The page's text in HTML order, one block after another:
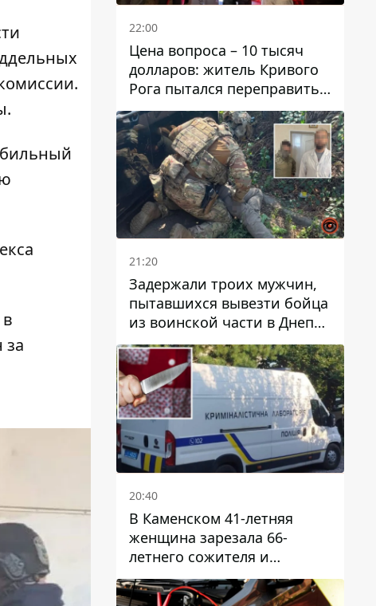
за
22:00
Цена вопроса – 10 тысяч
долларов: житель Кривого
Рога пытался переправить
мужчину в Словакию
21:20
Задержали троих мужчин,
пытавшихся вывезти бойца
из воинской части в Днепр
за 7 тысяч долларов: среди
них был врач
20:40
В Каменском 41-летняя
женщина зарезала 66-
летнего сожителя и
пыталась обмануть
полицейских